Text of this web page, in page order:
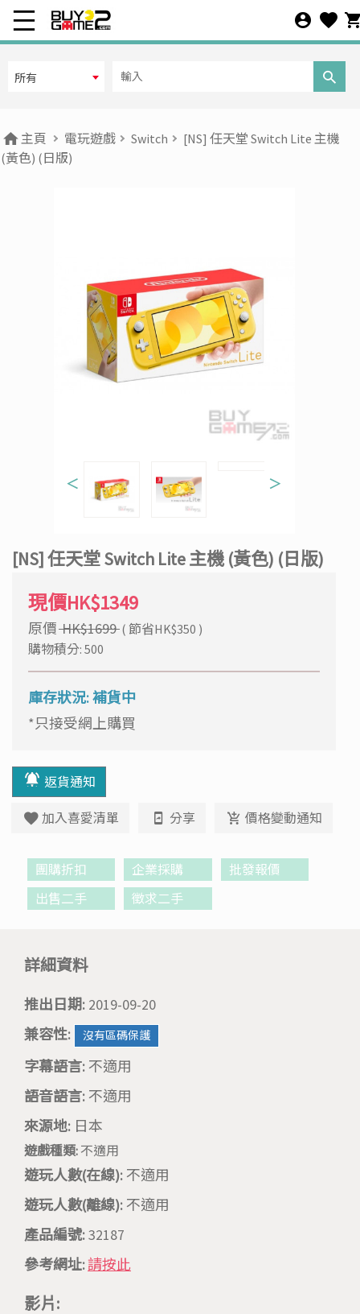
所有
主頁 電玩遊戲 Switch
[NS] 任天堂 Switch Lite 主機
(黃色) (日版)
＜ ＞
[NS] 任天堂 Switch Lite 主機 (黃色) (日版)
現價HK$1349
原價HK$1699( 節省HK$350 )
購物積分: 500
庫存狀況: 補貨中
*只接受網上購買
返貨通知
加入喜愛清單 分享 價格變動通知
團購折扣 企業採購
批發報價
出售二手
徵求二手
詳細資料
推出日期: 2019-09-20
兼容性:
沒有區碼保護
字幕語言: 不適用
語音語言: 不適用
來源地: 日本
遊戲種類: 不適用
遊玩人數(在線): 不適用
遊玩人數(離線): 不適用
產品編號:32187
參考網址:請按此
影片: